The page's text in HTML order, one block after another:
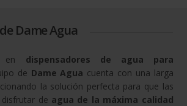
Dame Agua
en dispensadores de agua para
de Dame Agua cuenta con una larga
la solución perfecta para que las
de agua de la máxima calidad